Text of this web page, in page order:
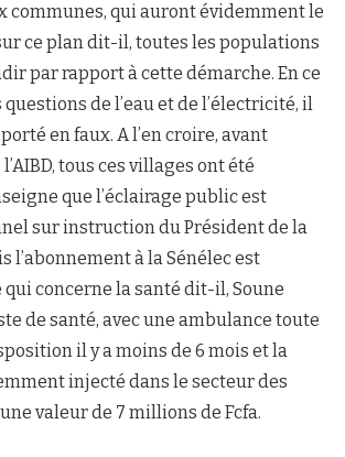
communes, qui auront évidemment le
ce plan dit-il, toutes les populations
par rapport à cette démarche. En ce
de l’eau et de l’électricité, il
en faux. A l’en croire, avant
tous ces villages ont été
que l’éclairage public est
sur instruction du Président de la
l’abonnement à la Sénélec est
qui concerne la santé dit-il, Soune
de santé, avec une ambulance toute
il y a moins de 6 mois et la
injecté dans le secteur des
valeur de 7 millions de Fcfa.